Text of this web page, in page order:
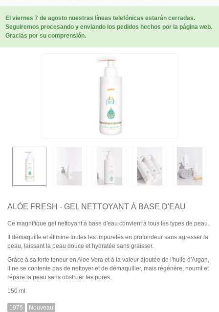
El viernes 7 de agosto nuestras líneas telefónicas estarán cerradas.
Seguiremos procesando y enviando los pedidos hechos por la página web.
Gracias por su comprensión.
ALÓE FRESH - GEL NETTOYANT À BASE D'EAU
Ce magnifique gel nettoyant à base d'eau convient à tous les types de peau.
Il démaquille et élimine toutes les impuretés en profondeur sans agresser la
peau, laissant la peau douce et hydratée sans graisser.
Grâce à sa forte teneur en Aloe Vera et à la valeur ajoutée de l'huile d'Argan,
il ne se contente pas de nettoyer et de démaquiller, mais régénère, nourrit et
répare la peau sans obstruer les pores.
150 ml
1975 Nouveau